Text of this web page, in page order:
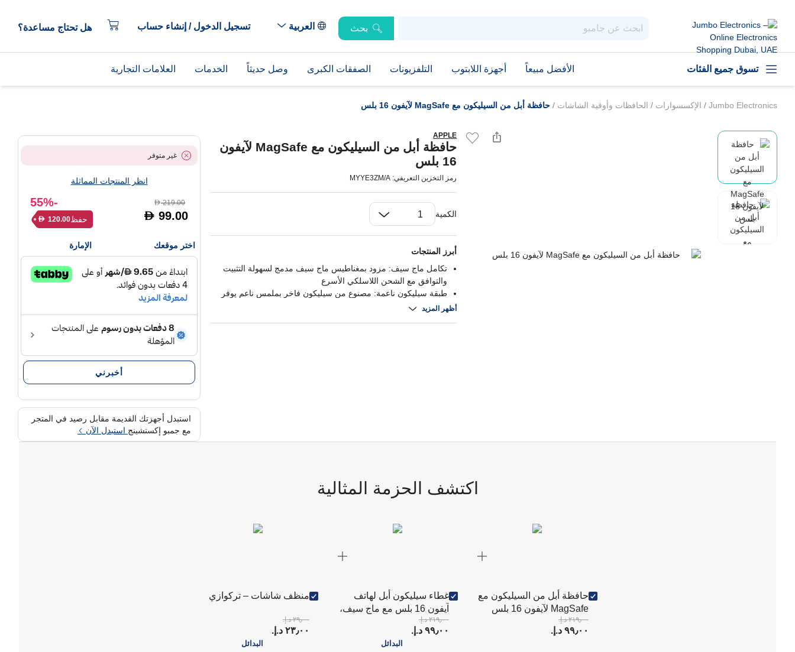
بحث العربية تسجيل الدخول / إنشاء حساب هل تحتاج مساعدة؟
تسوق جميع الفئات الأفضل مبيعاً أجهزة اللابتوب التلفزيونات الصفقات الكبرى وصل حديثاً الخدمات العلامات التجارية
Jumbo Electronics
/ الإكسسوارات / الحافظات وأوقية الشاشات / حافظة أبل من السيليكون مع MagSafe لآيفون 16 بلس
APPLE
حافظة أبل من السيليكون مع MagSafe لآيفون
16 بلس
رمز التخزين التعريفي: MYYE3ZM/A
الكمية
أبرز المنتجات
تكامل ماج سيف: مزود بمغناطيس ماج سيف مدمج لسهولة التثبيت
والتوافق مع الشحن اللاسلكي الأسرع
طبقة سيليكون ناعمة: مصنوع من سيليكون فاخر بملمس ناعم يوفر
قبضة مريحة ومقاومة للانزلاق
أظهر المزيد
غير متوفر
انظر المنتجات المماثلة
D219.00
D 99.00
-55%
حفظ D 120.00
اختر موقعك الإمارة
أخبرني
استبدل أجهزتك القديمة مقابل رصيد في المتجر
مع جمبو إكستشينج استبدل الآن
اكتشف الحزمة المثالية
حافظة أبل من السيليكون مع
MagSafe لآيفون 16 بلس
٩٩٫٠٠ د.إ.‏
٢١٩٫٠٠ د.إ.‏
غطاء سيليكون أبل لهاتف
آيفون 16 بلس مع ماج سيف،
رمادي حجري
٩٩٫٠٠ د.إ.‏
٢١٩٫٠٠ د.إ.‏
البدائل
منظف شاشات – تركوازي
٢٣٫٠٠ د.إ.‏
٢٩٫٠٠ د.إ.‏
البدائل